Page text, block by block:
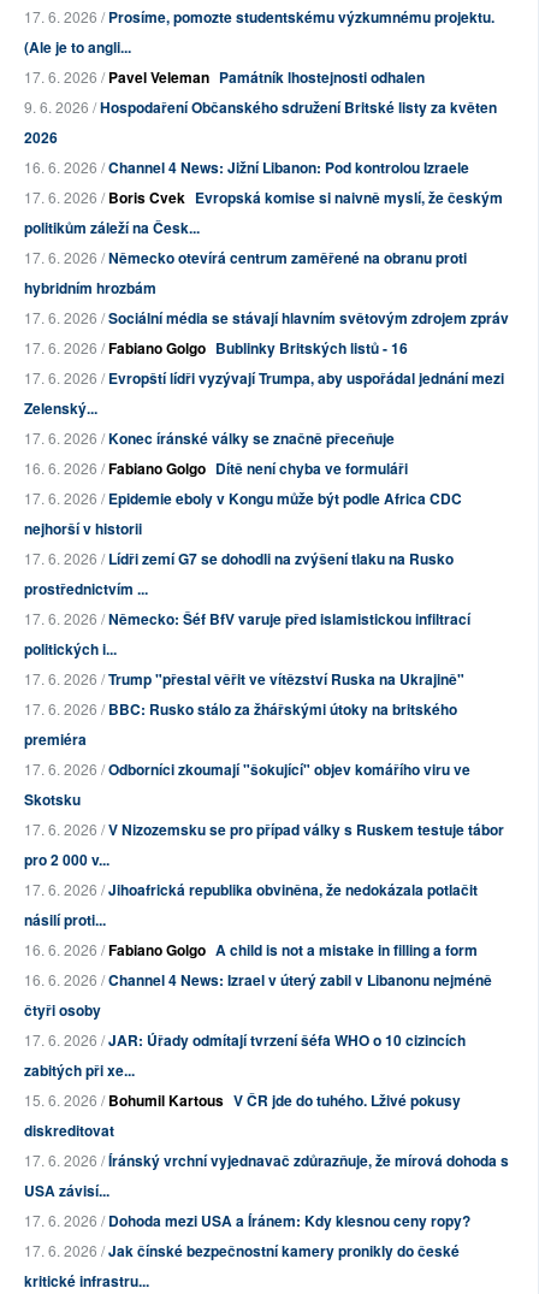
17. 6. 2026 /Prosíme, pomozte studentskému výzkumnému projektu.
(Ale je to angli...
17. 6. 2026 /Pavel Veleman Památník lhostejnosti odhalen
9. 6. 2026 /Hospodaření Občanského sdružení Britské listy za květen
2026
16. 6. 2026 /Channel 4 News: Jižní Libanon: Pod kontrolou Izraele
17. 6. 2026 /Boris Cvek Evropská komise si naivně myslí, že českým
politikům záleží na Česk...
17. 6. 2026 /Německo otevírá centrum zaměřené na obranu proti
hybridním hrozbám
17. 6. 2026 /Sociální média se stávají hlavním světovým zdrojem zpráv
17. 6. 2026 /Fabiano Golgo Bublinky Britských listů - 16
17. 6. 2026 /Evropští lídři vyzývají Trumpa, aby uspořádal jednání mezi
Zelenský...
17. 6. 2026 /Konec íránské války se značně přeceňuje
16. 6. 2026 /Fabiano Golgo Dítě není chyba ve formuláři
17. 6. 2026 /Epidemie eboly v Kongu může být podle Africa CDC
nejhorší v historii
17. 6. 2026 /Lídři zemí G7 se dohodli na zvýšení tlaku na Rusko
prostřednictvím ...
17. 6. 2026 /Německo: Šéf BfV varuje před islamistickou infiltrací
politických i...
17. 6. 2026 /Trump "přestal věřit ve vítězství Ruska na Ukrajině"
17. 6. 2026 /BBC: Rusko stálo za žhářskými útoky na britského
premiéra
17. 6. 2026 /Odborníci zkoumají "šokující" objev komářího viru ve
Skotsku
17. 6. 2026 /V Nizozemsku se pro případ války s Ruskem testuje tábor
pro 2 000 v...
17. 6. 2026 /Jihoafrická republika obviněna, že nedokázala potlačit
násilí proti...
16. 6. 2026 /Fabiano Golgo A child is not a mistake in filling a form
16. 6. 2026 /Channel 4 News: Izrael v úterý zabil v Libanonu nejméně
čtyři osoby
17. 6. 2026 /JAR: Úřady odmítají tvrzení šéfa WHO o 10 cizincích
zabitých při xe...
15. 6. 2026 /Bohumil Kartous V ČR jde do tuhého. Lživé pokusy
diskreditovat
17. 6. 2026 /Íránský vrchní vyjednavač zdůrazňuje, že mírová dohoda s
USA závisí...
17. 6. 2026 /Dohoda mezi USA a Íránem: Kdy klesnou ceny ropy?
17. 6. 2026 /Jak čínské bezpečnostní kamery pronikly do české
kritické infrastru...